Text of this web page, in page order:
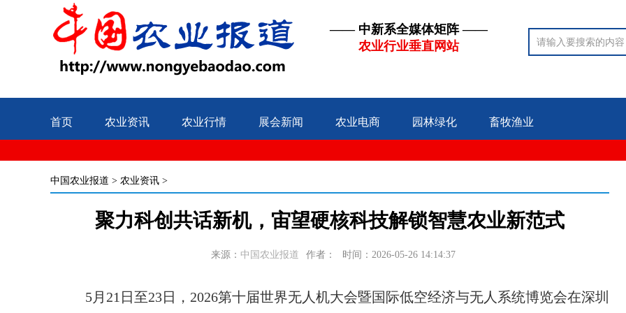
—— 中新系全媒体矩阵 ——
农业行业垂直网站
首页 农业资讯 农业行情 展会新闻 农业电商 园林绿化 畜牧渔业
中国农业报道 > 农业资讯 >
聚力科创共话新机，宙望硬核科技解锁智慧农业新范式
来源： 中国农业报道 作者： 时间：2026-05-26 14:14:37
5月21日至23日，2026第十届世界无人机大会暨国际低空经济与无人系统博览会在深圳